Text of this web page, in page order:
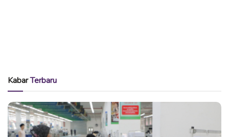
KabarTerbaru